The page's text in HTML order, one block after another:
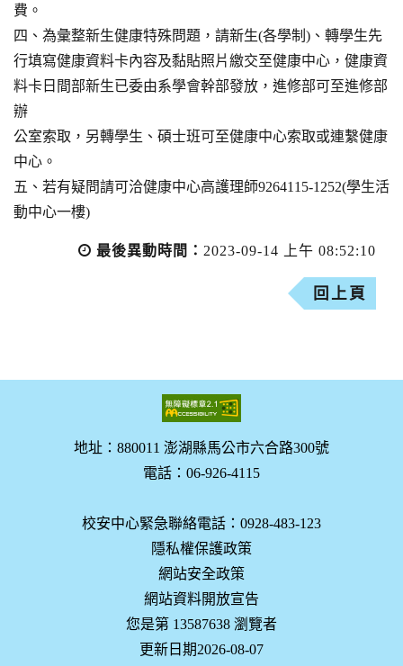
費。
四、為彙整新生健康特殊問題，請新生(各學制)、轉學生先
行填寫健康資料卡內容及黏貼照片繳交至健康中心，健康資
料卡日間部新生已委由系學會幹部發放，進修部可至進修部
辦
公室索取，另轉學生、碩士班可至健康中心索取或連繫健康
中心。
五、若有疑問請可洽健康中心高護理師9264115-1252(學生活
動中心一樓)
最後異動時間： 2023-09-14 上午 08:52:10
回上頁
地址：880011 澎湖縣馬公市六合路300號
電話：06-926-4115
校安中心緊急聯絡電話：0928-483-123
隱私權保護政策
網站安全政策
網站資料開放宣告
您是第 13587638 瀏覽者
更新日期2026-08-07